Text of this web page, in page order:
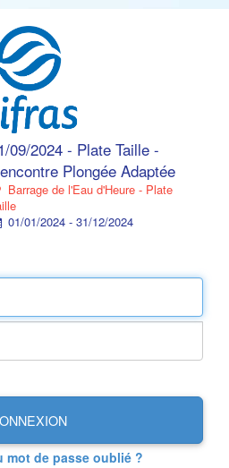
09/2024 - Plate Taille -
Plongée Adaptée
Barrage de l'Eau d'Heure - Plate
01/01/2024 - 31/12/2024
mot de passe oublié ?